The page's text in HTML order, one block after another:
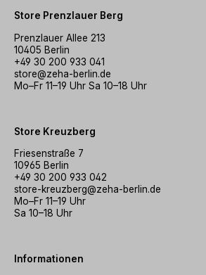
Store Prenzlauer Berg
Prenzlauer Allee 213
10405 Berlin
+49 30 200 933 041
store@zeha-berlin.de
Mo–Fr 11–19 Uhr Sa 10–18 Uhr
Store Kreuzberg
Friesenstraße 7
10965 Berlin
+49 30 200 933 042
store-kreuzberg@zeha-berlin.de
Mo–Fr 11–19 Uhr
Sa 10–18 Uhr
Informationen